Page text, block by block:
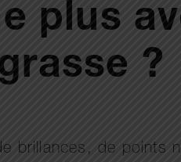
plus
?
brillances, de points